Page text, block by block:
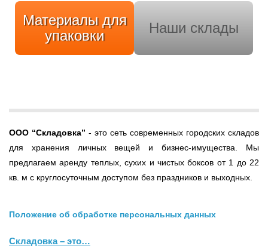
Материалы для
упаковки
Наши склады
ООО “Складовка” - это сеть современных городских складов
для хранения личных вещей и бизнес-имущества. Мы
предлагаем аренду теплых, сухих и чистых боксов от 1 до 22
кв. м с круглосуточным доступом без праздников и выходных.
Положение об обработке персональных данных
Складовка – это…